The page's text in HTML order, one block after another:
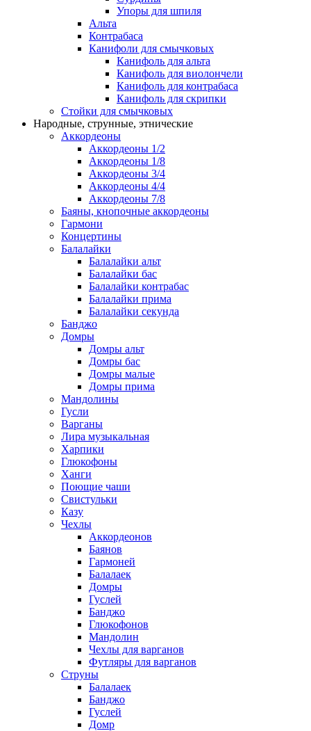
Упоры для шпиля
Альта
Контрабаса
Канифоли для смычковых
Канифоль для альта
Канифоль для виолончели
Канифоль для контрабаса
Канифоль для скрипки
Стойки для смычковых
Народные, струнные, этнические
Аккордеоны
Аккордеоны 1/2
Аккордеоны 1/8
Аккордеоны 3/4
Аккордеоны 4/4
Аккордеоны 7/8
Баяны, кнопочные аккордеоны
Гармони
Концертины
Балалайки
Балалайки альт
Балалайки бас
Балалайки контрабас
Балалайки прима
Балалайки секунда
Банджо
Домры
Домры альт
Домры бас
Домры малые
Домры прима
Мандолины
Гусли
Варганы
Лира музыкальная
Харпики
Глюкофоны
Ханги
Поющие чаши
Свистульки
Казу
Чехлы
Аккордеонов
Баянов
Гармоней
Балалаек
Домры
Гуслей
Банджо
Глюкофонов
Мандолин
Чехлы для варганов
Футляры для варганов
Струны
Балалаек
Банджо
Гуслей
Домр